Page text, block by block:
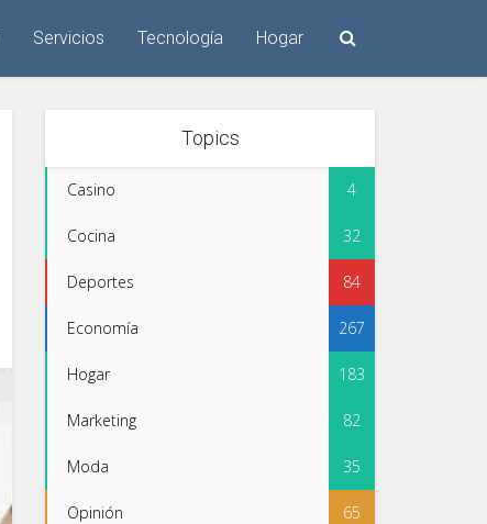
Servicios Tecnología Hogar
Topics
Casino 4
Cocina 32
Deportes 84
Economía 267
Hogar 183
Marketing 82
Moda 35
Opinión 65